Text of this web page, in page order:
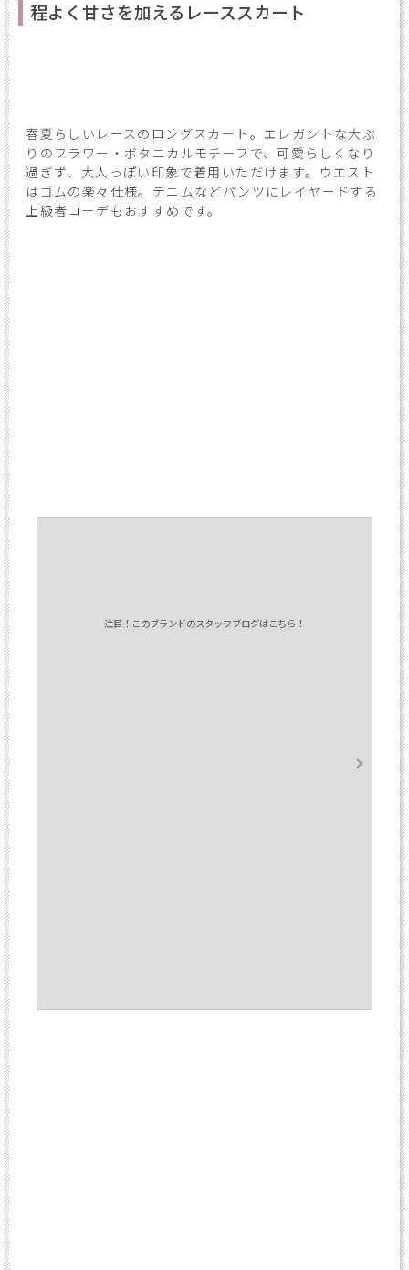
程よく甘さを加えるレーススカート
春夏らしいレースのロングスカート。エレガントな大ぶ
りのフラワー・ボタニカルモチーフで、可愛らしくなり
過ぎず、大人っぽい印象で着用いただけます。ウエスト
はゴムの楽々仕様。デニムなどパンツにレイヤードする
上級者コーデもおすすめです。
注目！このブランドのスタッフブログはこちら！